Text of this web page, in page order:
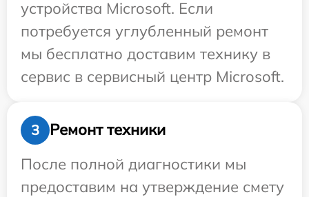
устройства Microsoft. Если
потребуется углубленный ремонт
мы бесплатно доставим технику в
сервис в сервисный центр Microsoft.
3
Ремонт техники
После полной диагностики мы
предоставим на утверждение смету